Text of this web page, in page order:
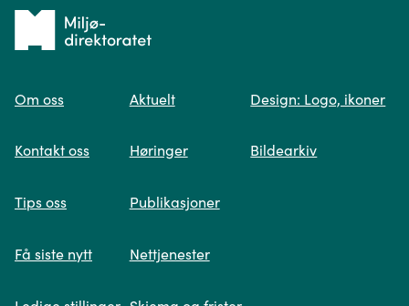
Spør oss
søk og viser deg vår mest relevante
Tilbake
forsiden
Om oss
Kontakt oss
Tips oss
Få siste nytt
Aktuelt
Høringer
Publikasjoner
Nettjenester
Design: Logo, ikoner
Bildearkiv